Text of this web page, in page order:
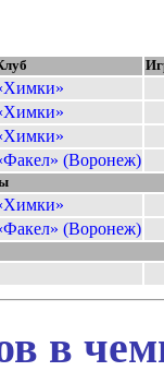
(Воронеж)
(Воронеж)
в